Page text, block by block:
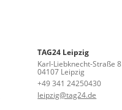
TAG24 Leipzig
Karl-Liebknecht-Straße 8
04107 Leipzig
+49 341 24250430
leipzig@tag24.de